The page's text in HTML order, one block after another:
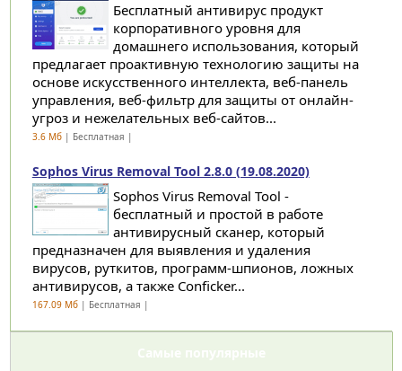
Бесплатный антивирус продукт
корпоративного уровня для
домашнего использования, который
предлагает проактивную технологию защиты на
основе искусственного интеллекта, веб-панель
управления, веб-фильтр для защиты от онлайн-
угроз и нежелательных веб-сайтов...
3.6 Мб| Бесплатная |
Sophos Virus Removal Tool 2.8.0 (19.08.2020)
Sophos Virus Removal Tool -
бесплатный и простой в работе
антивирусный сканер, который
предназначен для выявления и удаления
вирусов, руткитов, программ-шпионов, ложных
антивирусов, а также Conficker...
167.09 Мб| Бесплатная |
Самые популярные